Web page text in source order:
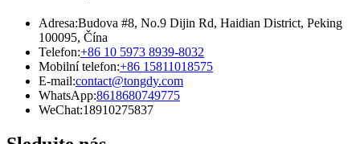
Adresa:Budova #8, No.9 Dijin Rd, Haidian District, Peking
100095, Čína
Telefon:+86 10 5973 8939-8032
Mobilní telefon:+86 15811018575
E-mail:contact@tongdy.com
WhatsApp:8618680749775
WeChat:18910275837